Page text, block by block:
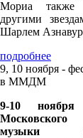
Мориа также
другими
Шарлем
подробнее
9, 10 ноября -
в ММДМ
9-10
музыки